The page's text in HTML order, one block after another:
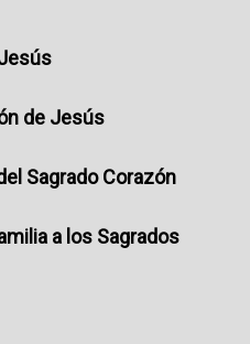
de Jesús
Sagrado Corazón
a los Sagrados